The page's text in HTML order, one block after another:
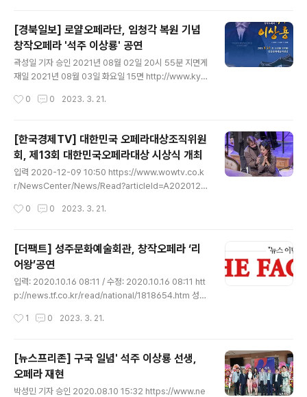
maeil.com 창작오페라 ‘석주 이상룡’…13일 안동문화예
술의전당 창작오페라 '석주 이상룡' 공연 모습. 로얄오페라
단 제공 석주 이상룡 선생의 나라사랑과 희생정신을 그린
로얄오페라단의 창작오페라 '석주 이상룡'이 13일 오후 3
시와 7시 안동문화예술의전당 무대에 오른다. 오페라 '석
난 2018년 경북도와 로얄..
[경북일보] 로얄오페라단, 임청각 복원 기념
창작오페라 '석주 이상룡' 공연
곽성일 기자 승인 2021년 08월 02일 20시 55분 지면게
재일 2021년 08월 03일 화요일 15면 http://www.kyo
582 로얄오페라단, 임청각 복원 기념 창작오페라 '석주 이
황해숙)이 임청각 복원을 기념해 경북도와 야심차게 제작
한 창작오페라 ‘석주 이상룡’을 14일 안동문화예술의전당
무대에 올린다. 이번 공연은 경북도 도정운영 기본 철학 w
ww.kyongbuk.co.kr 14일 안동문화예술의전당 로얄오
페라단(단장 황해숙)이 임청각 복원을 기념해 경북도와 야
예술의전당 무대에 올린다. 이번 공연은..
0 0 2023. 3. 21.
[한국경제TV] 대한민국 오페라대상조직위원
회, 제13회 대한민국오페라대상 시상식 개최
입력 2020-12-09 10:50 https://www.wowtv.co.k
r/NewsCenter/News/Read?articleId=A2020120
대한민국오페라대상 시상식 개최 지난 7일 한국언론재단
이긍희)가 제13회 대한민국오페라대상 시상식을 개최하였
다. 우리나라 오페라계에서 최고의 권위를 인정받고 있 w
ww.wowtv.co.kr 지난 7일 한국언론재단 프레스센터에
서 대한민국 오페라대상조직위원회(위원장 이긍희)가 제1
3회 대한민국오페라대상 시상식을 개최하였다. 우리나라
라대상 시상식에서 `하늘이 내린 목소리`라는 별명을 얻으
0 0 2023. 3. 21.
[더팩트] 성주문화예술회관, 창작오페라 ‘리
어왕’공연
입력: 2020.10.16 08:11 / 수정: 2020.10.16 08:11 htt
p://news.tf.co.kr/read/national/1818654.htm 성주
이 16일부터 창작오페라 리어왕을 공연한다.사진은 공연
트ㅣ성주 =김서업 기자] 경북 성주군은 코로나19.. news.
tf.co.kr 유튜브 생방송으로도 시청 가능 [더팩트ㅣ성주 =
김서업 기자] 경북 성주군은 코로나19로 중단했던 문화예
술회관 운영을 재개한다고 16일 밝혔다. 성주문화예술회
1 0 2023. 3. 21.
[뉴스프리존] 구국 일념' 석주 이상룡 선생,
오페라 재현
박성민 기자 승인 2020.08.10 15:32 https://www.ne